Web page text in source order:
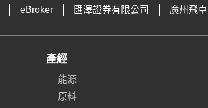
eBroker 匯澤證券有限公司 廣州飛卓
產經
能源
原料